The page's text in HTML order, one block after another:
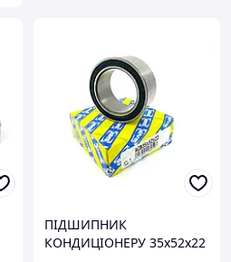
ПІДШИПНИК
КОНДИЦІОНЕРУ 35x52x22